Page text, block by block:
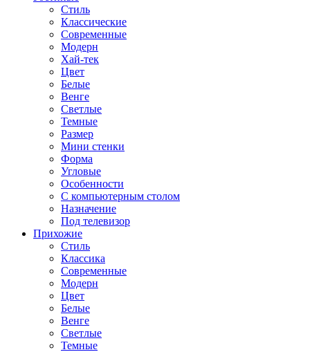
Стиль
Классические
Современные
Модерн
Хай-тек
Цвет
Белые
Венге
Светлые
Темные
Размер
Мини стенки
Форма
Угловые
Особенности
С компьютерным столом
Назначение
Под телевизор
Прихожие
Стиль
Классика
Современные
Модерн
Цвет
Белые
Венге
Светлые
Темные